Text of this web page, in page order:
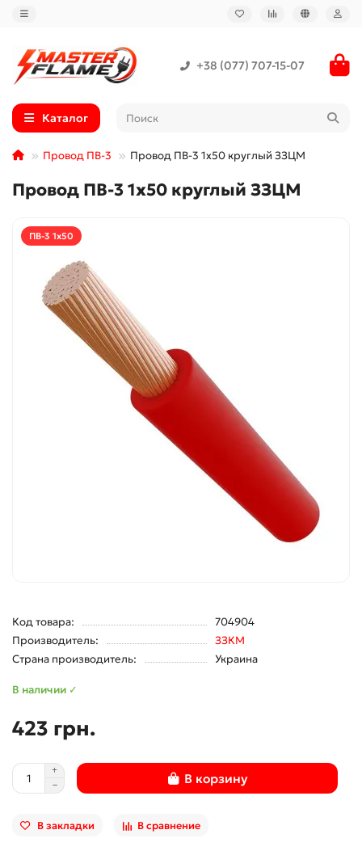
+38 (077) 707-15-07
Каталог
Провод ПВ-3 Провод ПВ-3 1x50 круглый ЗЗЦМ
Провод ПВ-3 1x50 круглый ЗЗЦМ
ПВ-3 1x50
Код товара:
704904
Производитель:
ЗЗКМ
Страна производитель:
Украина
В наличии ✓
423 грн.
В корзину
В закладки В сравнение